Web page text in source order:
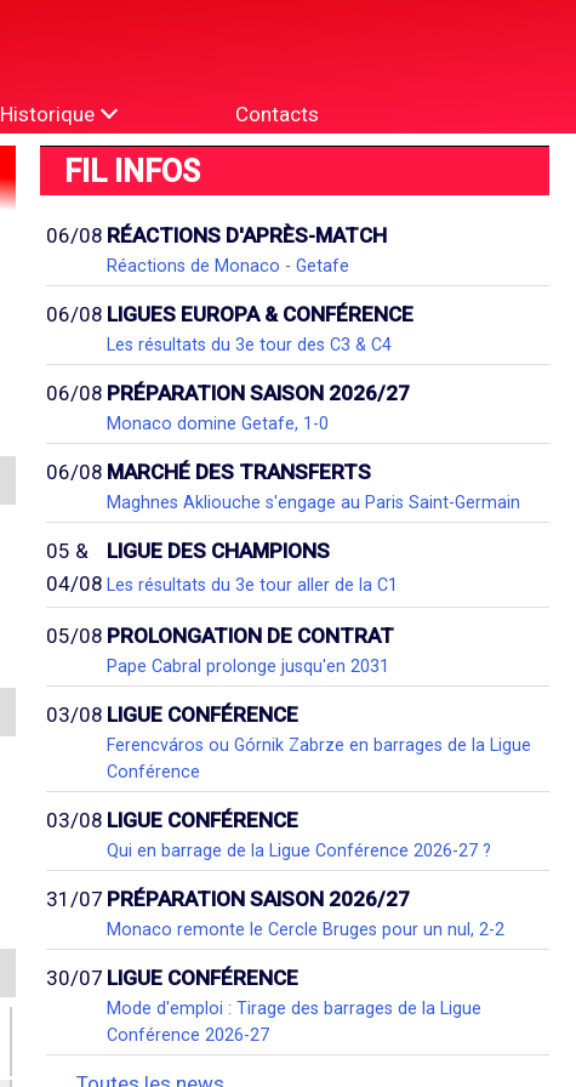
Historique Contacts
FIL INFOS
06/08 RÉACTIONS D'APRÈS-MATCH
Réactions de Monaco - Getafe
06/08 LIGUES EUROPA & CONFÉRENCE
Les résultats du 3e tour des C3 & C4
06/08 PRÉPARATION SAISON 2026/27
Monaco domine Getafe, 1-0
06/08 MARCHÉ DES TRANSFERTS
Maghnes Akliouche s'engage au Paris Saint-Germain
05 &
04/08
LIGUE DES CHAMPIONS
Les résultats du 3e tour aller de la C1
05/08 PROLONGATION DE CONTRAT
Pape Cabral prolonge jusqu'en 2031
03/08 LIGUE CONFÉRENCE
Ferencváros ou Górnik Zabrze en barrages de la Ligue
Conférence
03/08 LIGUE CONFÉRENCE
Qui en barrage de la Ligue Conférence 2026-27 ?
31/07 PRÉPARATION SAISON 2026/27
Monaco remonte le Cercle Bruges pour un nul, 2-2
30/07 LIGUE CONFÉRENCE
Mode d'emploi : Tirage des barrages de la Ligue
Conférence 2026-27